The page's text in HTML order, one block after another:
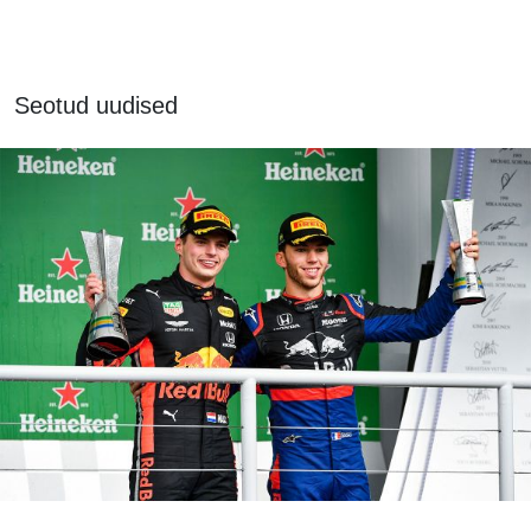
Seotud uudised